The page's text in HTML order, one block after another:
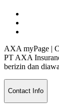
AXA myPage |
PT AXA
berizin dan
Contact Info